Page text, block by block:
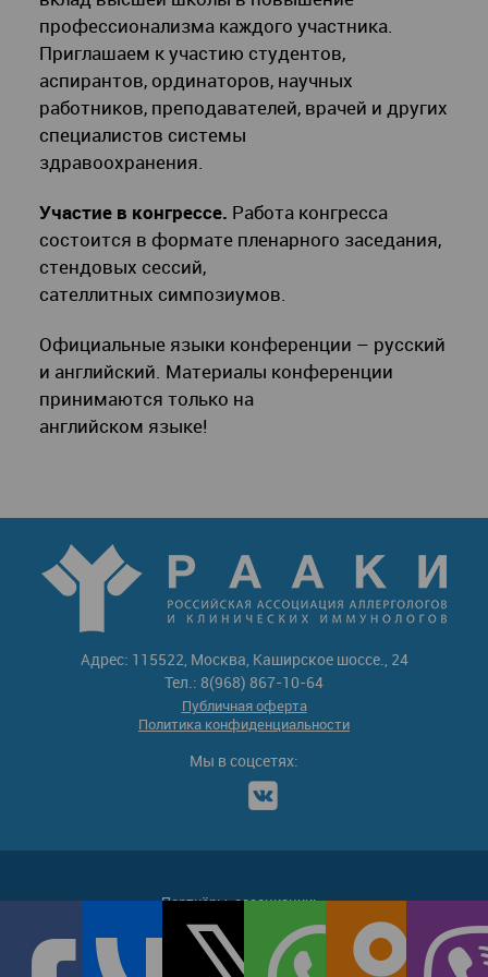
профессионализма каждого участника.
Приглашаем к участию студентов,
аспирантов, ординаторов, научных
работников, преподавателей, врачей и других
специалистов системы
здравоохранения.
Участие в конгрессе. Работа конгресса
состоится в формате пленарного заседания,
стендовых сессий,
сателлитных симпозиумов.
Официальные языки конференции – русский
и английский. Материалы конференции
принимаются только на
английском языке!
Адрес: 115522, Москва, Каширское шоссе., 24
Тел.: 8(968) 867-10-64
Публичная оферта
Политика конфиденциальности
Мы в соцсетях:
Партнёры-ассоциации: